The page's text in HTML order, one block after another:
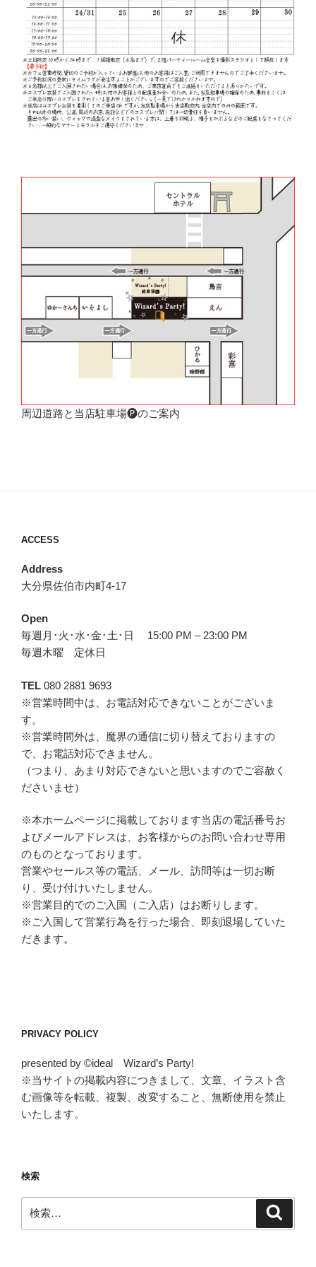
周辺道路と当店駐車場🅟のご案内
ACCESS
Address
大分県佐伯市内町4-17
Open
毎週月･火･水･金･土･日 15:00 PM – 23:00 PM
毎週木曜 定休日
TEL 080 2881 9693
※営業時間中は、お電話対応できないことがございま
す。
※営業時間外は、魔界の通信に切り替えておりますの
で、お電話対応できません。
（つまり、あまり対応できないと思いますのでご容赦く
ださいませ）
※本ホームページに掲載しております当店の電話番号お
よびメールアドレスは、お客様からのお問い合わせ専用
のものとなっております。
営業やセールス等の電話、メール、訪問等は一切お断
り、受け付けいたしません。
※営業目的でのご入国（ご入店）はお断りします。
※ご入国して営業行為を行った場合、即刻退場していた
だきます。
PRIVACY POLICY
presented by ©ideal Wizard’s Party!
※当サイトの掲載内容につきまして、文章、イラスト含
む画像等を転載、複製、改変すること、無断使用を禁止
いたします。
検索
索: